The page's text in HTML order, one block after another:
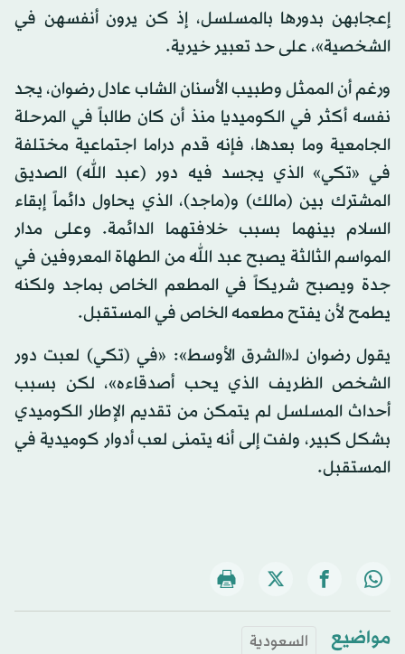
إعجابهن بدورها بالمسلسل، إذ كن يرون أنفسهن في
الشخصية»، على حد تعبير خيرية.
ورغم أن الممثل وطبيب الأسنان الشاب عادل رضوان، يجد
نفسه أكثر في الكوميديا منذ أن كان طالباً في المرحلة
الجامعية وما بعدها، فإنه قدم دراما اجتماعية مختلفة
في «تكي» الذي يجسد فيه دور (عبد الله) الصديق
المشترك بين (مالك) و(ماجد)، الذي يحاول دائماً إبقاء
السلام بينهما بسبب خلافتهما الدائمة. وعلى مدار
المواسم الثالثة يصبح عبد الله من الطهاة المعروفين في
جدة ويصبح شريكاً في المطعم الخاص بماجد ولكنه
يطمح لأن يفتح مطعمه الخاص في المستقبل.
يقول رضوان لـ«الشرق الأوسط»: «في (تكي) لعبت دور
الشخص الظريف الذي يحب أصدقاءه»، لكن بسبب
أحداث المسلسل لم يتمكن من تقديم الإطار الكوميدي
بشكل كبير، ولفت إلى أنه يتمنى لعب أدوار كوميدية في
المستقبل.
مواضيع السعودية